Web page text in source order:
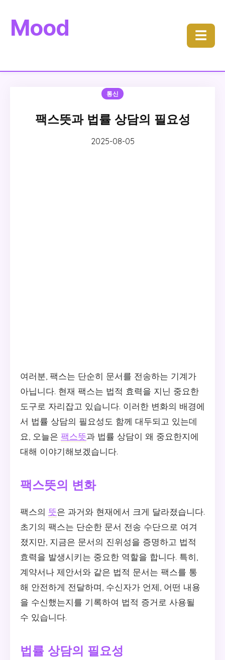
Mood ☰
통신
팩스뜻과 법률 상담의 필요성
2025-08-05
여러분, 팩스는 단순히 문서를 전송하는 기계가
아닙니다. 현재 팩스는 법적 효력을 지닌 중요한
도구로 자리잡고 있습니다. 이러한 변화의 배경에
서 법률 상담의 필요성도 함께 대두되고 있는데
요, 오늘은 팩스뜻과 법률 상담이 왜 중요한지에
대해 이야기해보겠습니다.
팩스뜻의 변화
팩스의 뜻은 과거와 현재에서 크게 달라졌습니다.
초기의 팩스는 단순한 문서 전송 수단으로 여겨
졌지만, 지금은 문서의 진위성을 증명하고 법적
효력을 발생시키는 중요한 역할을 합니다. 특히,
계약서나 제안서와 같은 법적 문서는 팩스를 통
해 안전하게 전달하며, 수신자가 언제, 어떤 내용
을 수신했는지를 기록하여 법적 증거로 사용될
수 있습니다.
법률 상담의 필요성